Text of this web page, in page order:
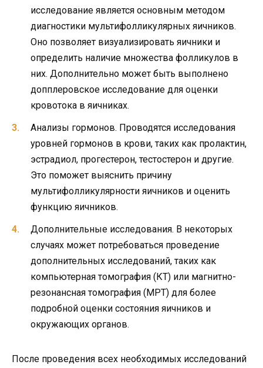
исследование является основным методом
диагностики мультифолликулярных яичников.
Оно позволяет визуализировать яичники и
определить наличие множества фолликулов в
них. Дополнительно может быть выполнено
допплеровское исследование для оценки
кровотока в яичниках.
Анализы гормонов. Проводятся исследования
уровней гормонов в крови, таких как пролактин,
эстрадиол, прогестерон, тестостерон и другие.
Это поможет выяснить причину
мультифолликулярности яичников и оценить
функцию яичников.
Дополнительные исследования. В некоторых
случаях может потребоваться проведение
дополнительных исследований, таких как
компьютерная томография (КТ) или магнитно-
резонансная томография (МРТ) для более
подробной оценки состояния яичников и
окружающих органов.
После проведения всех необходимых исследований